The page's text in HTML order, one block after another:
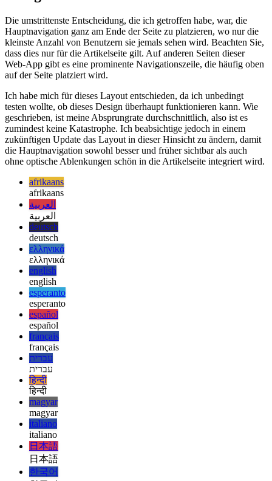
Navigation unten
Die umstrittenste Entscheidung, die ich getroffen habe, war, die
Hauptnavigation ganz am Ende der Seite zu platzieren, wo nur die
kleinste Anzahl von Benutzern sie jemals sehen wird. Beachten Sie,
dass dies nur für die Artikelseite gilt. Auf anderen Seiten dieser
Web-App gibt es eine prominente Navigationszeile, die häufig oben
auf der Seite platziert wird.
Ich habe mich für dieses Layout entschieden, da ich unbedingt
testen wollte, ob dieses Design überhaupt funktionieren kann. Wie
geschrieben, ist meine Absprungrate durchschnittlich, also ist es
zumindest keine Katastrophe. Ich beabsichtige jedoch in einem
zukünftigen Update das Layout in dieser Hinsicht zu ändern, damit
die Hauptnavigation sowohl besser und früher sichtbar als auch
ohne optische Ablenkungen schön in die Artikelseite integriert wird.
afrikaans
afrikaans
العربية
العربية
deutsch
deutsch
ελληνικά
ελληνικά
english
english
esperanto
esperanto
español
español
français
français
עברית
עברית
हिन्दी
हिन्दी
magyar
magyar
italiano
italiano
日本語